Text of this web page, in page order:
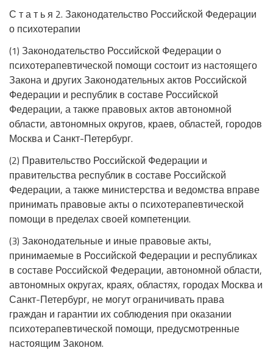
С т а т ь я 2. Законодательство Российской Федерации
о психотерапии
(1) Законодательство Российской Федерации о
психотерапевтической помощи состоит из настоящего
Закона и других Законодательных актов Российской
Федерации и республик в составе Российской
Федерации, а также правовых актов автономной
области, автономных округов, краев, областей, городов
Москва и Санкт-Петербург.
(2) Правительство Российской Федерации и
правительства республик в составе Российской
Федерации, а также министерства и ведомства вправе
принимать правовые акты о психотерапевтической
помощи в пределах своей компетенции.
(3) Законодательные и иные правовые акты,
принимаемые в Российской Федерации и республиках
в составе Российской Федерации, автономной области,
автономных округах, краях, областях, городах Москва и
Санкт-Петербург, не могут ограничивать права
граждан и гарантии их соблюдения при оказании
психотерапевтической помощи, предусмотренные
настоящим Законом.